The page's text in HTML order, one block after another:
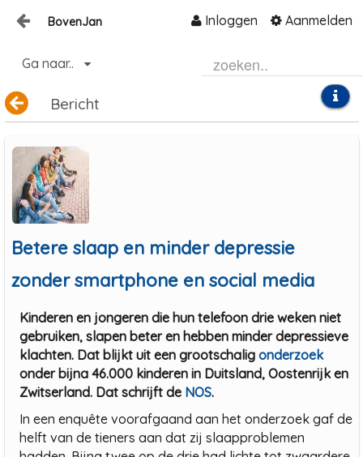
Inloggen Aanmelden
BovenJan
Home
Zoeken
Ga naar..
Bericht
Betere slaap en minder depressie
zonder smartphone en social media
Kinderen en jongeren die hun telefoon drie weken niet
gebruiken, slapen beter en hebben minder depressieve
klachten. Dat blijkt uit een grootschalig onderzoek
onder bijna 46.000 kinderen in Duitsland, Oostenrijk en
Zwitserland. Dat schrijft de NOS.
In een enquête voorafgaand aan het onderzoek gaf de
helft van de tieners aan dat zij slaapproblemen